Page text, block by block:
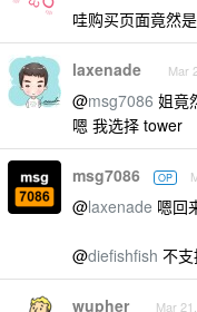
哇购买页面竟然
laxenade Mar
@msg7086 姐竟
嗯 我选择 tower
msg7086 OP
@laxenade 嗯回
@diefishfish 不
wupher Mar